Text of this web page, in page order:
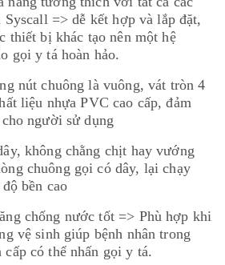
=> dễ kết hợp và lắp đặt,
thiết bị khác tạo nên một hệ
gọi y tá hoàn hảo.
nút chuông là vuông, vát tròn 4
liệu nhựa PVC cao cấp, đảm
người sử dụng
không chằng chịt hay vướng
chuông gọi có dây, lại chạy
bền cao
chống nước tốt => Phù hợp khi
vệ sinh giúp bệnh nhân trong
có thể nhấn gọi y tá.